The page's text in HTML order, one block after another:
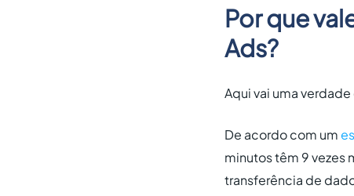
Por que
Ads?
Aqui vai uma
De acordo com um
minutos têm 9 vezes
transferência de